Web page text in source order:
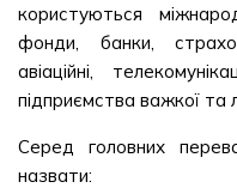
користуються
фонди, банки,
авіаційні,
підприємства важкої та
Серед головних
назвати: